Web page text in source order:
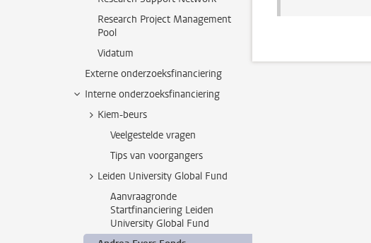
Research Project Management
Pool
Vidatum
Externe onderzoeksfinanciering
Interne onderzoeksfinanciering
Kiem-beurs
Veelgestelde vragen
Tips van voorgangers
Leiden University Global Fund
Aanvraagronde
Startfinanciering Leiden
University Global Fund